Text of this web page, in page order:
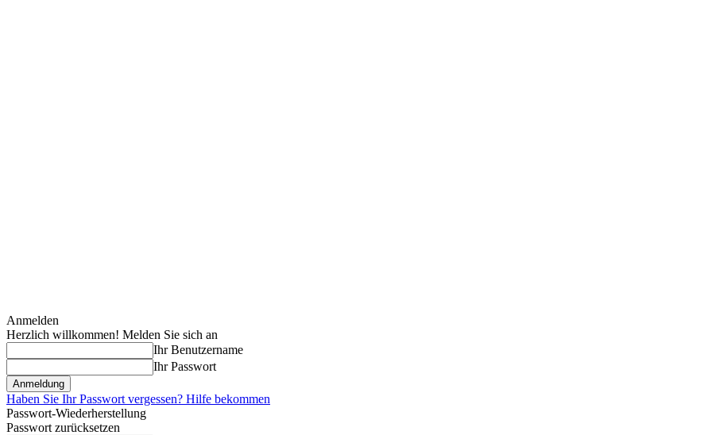
Anmelden
Herzlich willkommen! Melden Sie sich an
Ihr Benutzername
Ihr Passwort
Haben Sie Ihr Passwort vergessen? Hilfe bekommen
Passwort-Wiederherstellung
Passwort zurücksetzen